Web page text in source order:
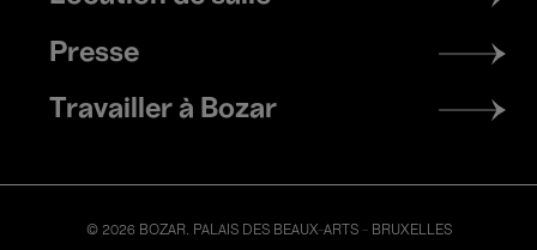
Presse
Travailler à Bozar
© 2026 BOZAR. PALAIS DES BEAUX-ARTS - BRUXELLES